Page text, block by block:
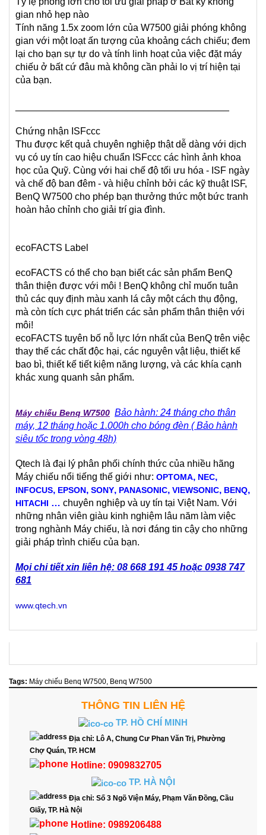
gian nhỏ hẹp nào
Tính năng 1.5x zoom lớn của W7500 giải phóng không
gian với một loạt ấn tượng của khoảng cách chiếu; đem
lại cho bạn sự tự do và tính linh hoạt của việc đặt máy
chiếu ở bất cứ đâu mà không cần phải lo vị trí hiện tại
của bạn.
Chứng nhận ISFccc
Thu được kết quả chuyên nghiệp thật dễ dàng với dịch
vụ có uy tín cao hiệu chuẩn ISFccc các hình ảnh khoa
học của Quỹ. Cùng với hai chế độ tối ưu hóa - ISF ngày
và chế độ ban đêm - và hiệu chỉnh bởi các kỹ thuật ISF,
BenQ W7500 cho phép bạn thưởng thức một bức tranh
hoàn hảo chỉnh cho giải trí gia đình.
ecoFACTS Label
ecoFACTS có thể cho bạn biết các sản phẩm BenQ
thân thiện được với môi ! BenQ không chỉ muốn tuân
thủ các quy định màu xanh lá cây một cách thụ động,
mà còn tích cực phát triển các sản phẩm thân thiện với
môi!
ecoFACTS tuyên bố nỗ lực lớn nhất của BenQ trên việc
thay thế các chất độc hại, các nguyên vật liệu, thiết kế
bao bì, thiết kế tiết kiệm năng lượng, và các khía cạnh
khác xung quanh sản phẩm.
Máy chiếu Benq W7500 Bảo hành: 24 tháng cho thân
máy, 12 tháng hoặc 1.000h cho bóng đèn ( Bảo hành
siêu tốc trong vòng 48h)
Qtech là đại lý phân phối chính thức của nhiều hãng
Máy chiếu nổi tiếng thế giới như: OPTOMA, NEC,
INFOCUS, EPSON, SONY, PANASONIC, VIEWSONIC, BENQ,
HITACHI … chuyên nghiệp và uy tín tại Việt Nam. Với
những nhân viên giàu kinh nghiệm lâu năm làm việc
trong nghành Máy chiếu, là nơi đáng tin cậy cho những
giải pháp trình chiếu của bạn.
Mọi chi tiết xin liên hệ: 08 668 191 45 hoặc 0938 747
681
www.qtech.vn
Tags: Máy chiếu Benq W7500, Benq W7500
THÔNG TIN LIÊN HỆ
TP. HỒ CHÍ MINH
Địa chỉ: Lô A, Chung Cư Phan Văn Trị, Phường
Chợ Quán, TP. HCM
Hotline: 0909832705
TP. HÀ NỘI
Địa chỉ: Số 3 Ngõ Viện Máy, Phạm Văn Đồng, Cầu
Giấy, TP. Hà Nội
Hotline: 0989206488